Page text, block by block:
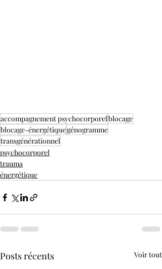
accompagnement psychocorporelblocage
blocage-énergétiquegénogramme
transgénérationnel
psychocorporel
trauma
énergétique
Posts récents Voir tout